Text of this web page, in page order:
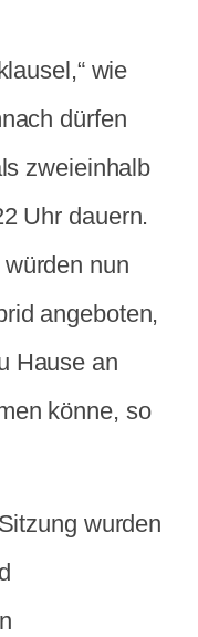
wie
dürfen
zweieinhalb
Uhr dauern.
nun
angeboten,
Hause an
könne, so
wurden